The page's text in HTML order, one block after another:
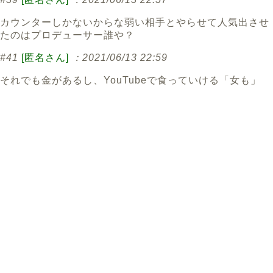
カウンターしかないからな弱い相手とやらせて人気出させ
たのはプロデューサー誰や？
#41 [匿名さん] ：2021/06/13 22:59
それでも金があるし、YouTubeで食っていける「女も」